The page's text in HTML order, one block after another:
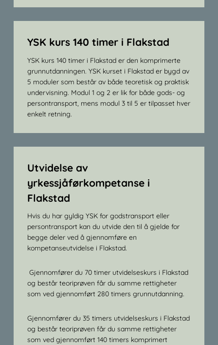
YSK kurs 140 timer i Flakstad
YSK kurs 140 timer i Flakstad er den komprimerte
grunnutdanningen. YSK kurset i Flakstad er bygd av
5 moduler som består av både teoretisk og praktisk
undervisning. Modul 1 og 2 er lik for både gods- og
persontransport, mens modul 3 til 5 er tilpasset hver
enkelt retning.
Utvidelse av
yrkessjåførkompetanse i
Flakstad
Hvis du har gyldig YSK for godstransport eller
persontransport kan du utvide den til å gjelde for
begge deler ved å gjennomføre en
kompetanseutvidelse i Flakstad.
Gjennomfører du 70 timer utvidelseskurs i Flakstad
og består teoriprøven får du samme rettigheter
som ved gjennomført 280 timers grunnutdanning.
Gjennomfører du 35 timers utvidelseskurs i Flakstad
og består teoriprøven får du samme rettigheter
som ved gjennomført 140 timers komprimert